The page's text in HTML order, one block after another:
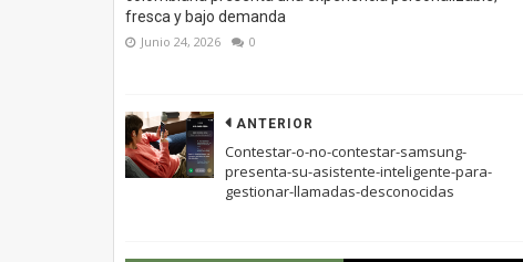
fresca y bajo demanda
Junio 24, 2026 0
ANTERIOR
Contestar-o-no-contestar-samsung-
presenta-su-asistente-inteligente-para-
gestionar-llamadas-desconocidas